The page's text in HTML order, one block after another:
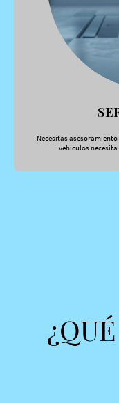
Necesitas
vehículos